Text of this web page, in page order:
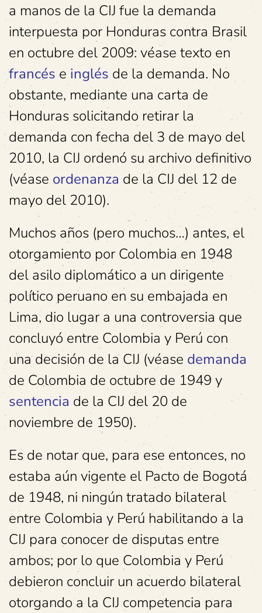
a manos de la CIJ fue la demanda
interpuesta por Honduras contra Brasil
en octubre del 2009: véase texto en
francés e inglés de la demanda. No
obstante, mediante una carta de
Honduras solicitando retirar la
demanda con fecha del 3 de mayo del
2010, la CIJ ordenó su archivo definitivo
(véase ordenanza de la CIJ del 12 de
mayo del 2010).
Muchos años (pero muchos…) antes, el
otorgamiento por Colombia en 1948
del asilo diplomático a un dirigente
político peruano en su embajada en
Lima, dio lugar a una controversia que
concluyó entre Colombia y Perú con
una decisión de la CIJ (véase demanda
de Colombia de octubre de 1949 y
sentenciade la CIJ del 20 de
noviembre de 1950).
Es de notar que, para ese entonces, no
estaba aún vigente el Pacto de Bogotá
de 1948, ni ningún tratado bilateral
entre Colombia y Perú habilitando a la
CIJ para conocer de disputas entre
ambos; por lo que Colombia y Perú
debieron concluir un acuerdo bilateral
otorgando a la CIJ competencia para